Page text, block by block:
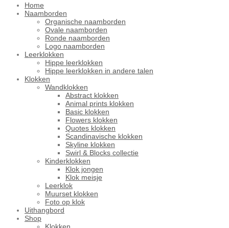
Home
Naamborden
Organische naamborden
Ovale naamborden
Ronde naamborden
Logo naamborden
Leerklokken
Hippe leerklokken
Hippe leerklokken in andere talen
Klokken
Wandklokken
Abstract klokken
Animal prints klokken
Basic klokken
Flowers klokken
Quotes klokken
Scandinavische klokken
Skyline klokken
Swirl & Blocks collectie
Kinderklokken
Klok jongen
Klok meisje
Leerklok
Muurset klokken
Foto op klok
Uithangbord
Shop
Klokken